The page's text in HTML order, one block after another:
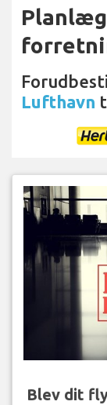
Lufthavn
Blev dit